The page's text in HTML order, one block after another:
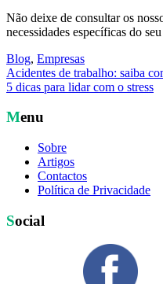
Não deixe de consultar os
necessidades específicas do
Blog, Empresas
Navegação
de
artigos
Acidentes de trabalho: saiba
5 dicas para lidar com o stress
Menu
Sobre
Artigos
Contactos
Política de Privacidade
Social